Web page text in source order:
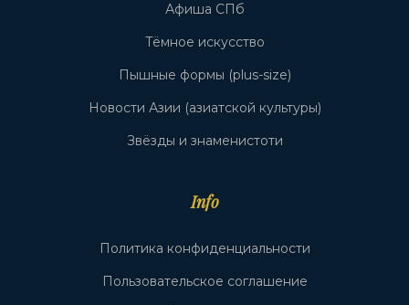
Афиша СПб
Тёмное искусство
Пышные формы (plus-size)
Новости Азии (азиатской культуры)
Звёзды и знаменистоти
Info
Политика конфиденциальности
Пользовательское соглашение